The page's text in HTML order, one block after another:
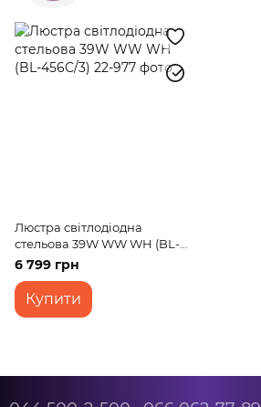
Люстра світлодіодна
стельова 39W WW WH (BL-
456C/3)
6 799 грн
Купити